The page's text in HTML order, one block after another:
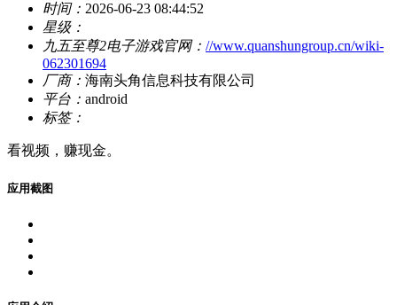
时间： 2026-06-23 08:44:52
星级：
九五至尊2电子游戏官网： //www.quanshungroup.cn/wiki-
062301694
厂商： 海南头角信息科技有限公司
平台： android
标签：
看视频，赚现金。
应用截图